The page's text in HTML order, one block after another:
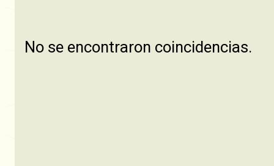
No se encontraron coincidencias.